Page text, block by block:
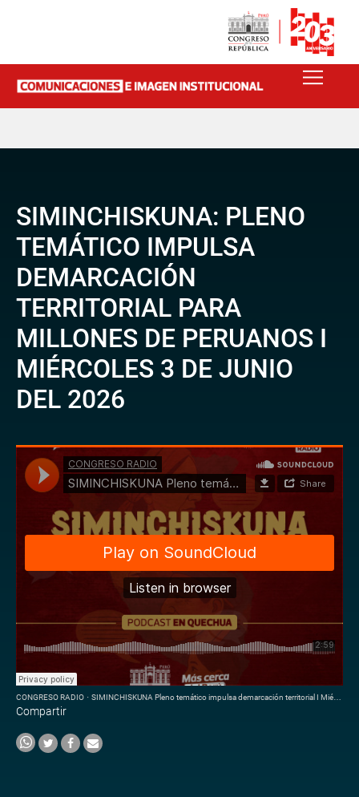
SIMINCHISKUNA: PLENO
TEMÁTICO IMPULSA
DEMARCACIÓN
TERRITORIAL PARA
MILLONES DE PERUANOS I
MIÉRCOLES 3 DE JUNIO
DEL 2026
CONGRESO RADIO · SIMINCHISKUNA Pleno temático impulsa demarcación territorial I Miércoles 3 de Junio del 2026
Compartir